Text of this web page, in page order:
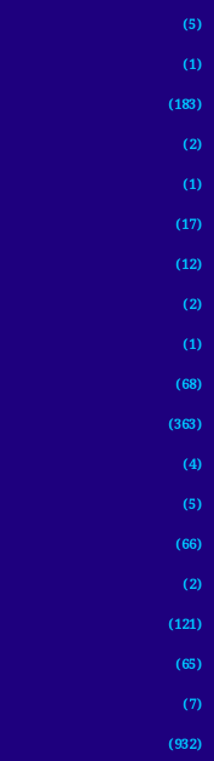
(5)
(1)
(183)
(2)
(1)
(17)
(12)
(2)
(1)
(68)
(363)
(4)
(5)
(66)
(2)
(121)
(65)
(7)
(932)